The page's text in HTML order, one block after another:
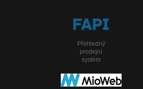
Přehledný
prodejní
systém